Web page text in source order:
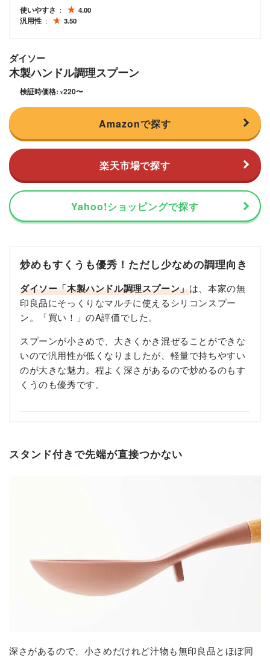
使いやすさ
4.00
汎用性
3.50
ダイソー
木製ハンドル調理スプーン
検証時価格: ¥220〜
Amazonで探す
楽天市場で探す
Yahoo!ショッピングで探す
炒めもすくうも優秀！ただし少なめの調理向き
ダイソー「木製ハンドル調理スプーン」は、本家の無
印良品にそっくりなマルチに使えるシリコンスプー
ン。「買い！」のA評価でした。
スプーンが小さめで、大きくかき混ぜることができな
いので汎用性が低くなりましたが、軽量で持ちやすい
のが大きな魅力。程よく深さがあるので炒めるのもす
くうのも優秀です。
スタンド付きで先端が直接つかない
深さがあるので、小さめだけれど汁物も無印良品とほぼ同